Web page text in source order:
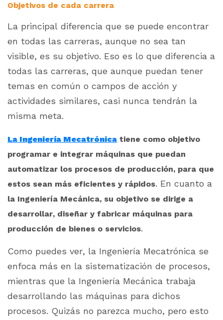
Objetivos de cada carrera
La principal diferencia que se puede encontrar
en todas las carreras, aunque no sea tan
visible, es su objetivo. Eso es lo que diferencia a
todas las carreras, que aunque puedan tener
temas en común o campos de acción y
actividades similares, casi nunca tendrán la
misma meta.
La Ingeniería Mecatrónica tiene como objetivo
programar e integrar máquinas que puedan
automatizar los procesos de producción, para que
estos sean más eficientes y rápidos. En cuanto a
la Ingeniería Mecánica, su objetivo se dirige a
desarrollar, diseñar y fabricar máquinas para
producción de bienes o servicios.
Como puedes ver, la Ingeniería Mecatrónica se
enfoca más en la sistematización de procesos,
mientras que la Ingeniería Mecánica trabaja
desarrollando las máquinas para dichos
procesos. Quizás no parezca mucho, pero esto